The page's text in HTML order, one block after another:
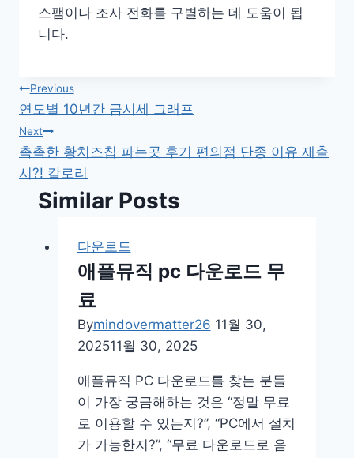
스팸이나 조사 전화를 구별하는 데 도움이 됩
니다.
글
탐
색
Previous
연도별 10년간 금시세 그래프
Next
촉촉한 황치즈칩 파는곳 후기 편의점 단종 이유 재출
시?! 칼로리
Similar Posts
다운로드
애플뮤직 pc 다운로드 무
료
Bymindovermatter26 11월 30,
202511월 30, 2025
애플뮤직 PC 다운로드를 찾는 분들
이 가장 궁금해하는 것은 “정말 무료
로 이용할 수 있는지?”, “PC에서 설치
가 가능한지?”, “무료 다운로드로 음